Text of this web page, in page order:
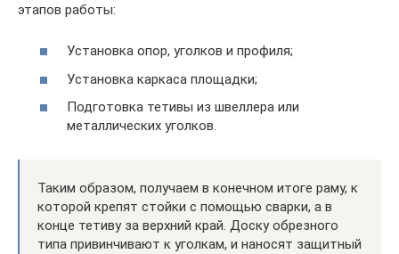
этапов работы:
Установка опор, уголков и профиля;
Установка каркаса площадки;
Подготовка тетивы из швеллера или
металлических уголков.
Таким образом, получаем в конечном итоге раму, к
которой крепят стойки с помощью сварки, а в
конце тетиву за верхний край. Доску обрезного
типа привинчивают к уголкам, и наносят защитный